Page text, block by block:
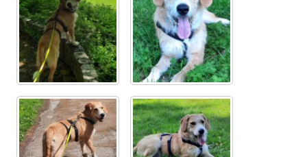
Sonderfarben bei Hunden
Zwingerhusten
Ablauf Adoption
Info Broschüre – SALVA Hundehilfe e.V.